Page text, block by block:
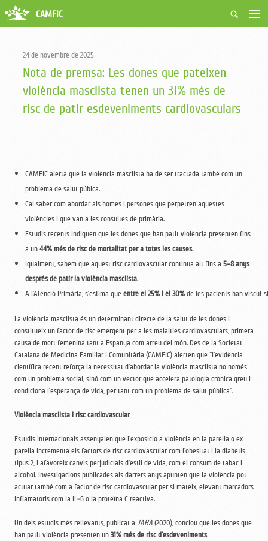
Qui som
Activitats
Borsa de treball
Ciutadans
CAMFiC
24 de novembre de 2025
Nota de premsa: Les dones que pateixen
violència masclista tenen un 31% més de
risc de patir esdeveniments cardiovasculars
CAMFIC alerta que la violència masclista ha de ser tractada també com un
problema de salut púbica.
Cal saber com abordar als homes i persones que perpetren aquestes
violències i que van a les consultes de primària.
Estudis recents indiquen que les dones que han patit violència presenten fins
a un44% més de risc de mortalitat per a totes les causes.
Igualment, sabem que aquest risc cardiovascular continua alt fins a 5–8 anys
després de patir la violència masclista.
A l’Atenció Primària, s’estima queentre el 25% i el 30%de les pacients han viscut
La violència masclista és un determinant directe de la salut de les dones i
constitueix un factor de risc emergent per a les malalties cardiovasculars, primera
causa de mort femenina tant a Espanya com arreu del món. Des de la Societat
Catalana de Medicina Familiar i Comunitària (CAMFiC) alerten que “l’evidència
científica recent reforça la necessitat d’abordar la violència masclista no només
com un problema social, sinó com un vector que accelera patologia crònica greu i
condiciona l’esperança de vida, per tant com un problema de salut pública”.
Violència masclista i risc cardiovascular
Estudis internacionals assenyalen que l’exposició a violència en la parella o ex
parella incrementa els factors de risc cardiovascular com l’obesitat i la diabetis
tipus 2, i afavoreix canvis perjudicials d’estil de vida, com el consum de tabac i
alcohol. Investigacions publicades als darrers anys apunten que la violència pot
actuar també com a factor de risc cardiovascular per si mateix, elevant marcadors
inflamatoris com la IL-6 o la proteïna C reactiva.
Un dels estudis més rellevants, publicat a JAHA(2020), conclou que les dones que
han patit violència presenten un31% més de risc d’esdeveniments